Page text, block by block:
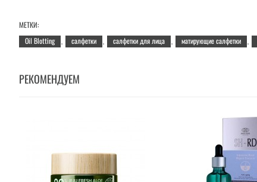
МЕТКИ:
Oil Blotting
салфетки салфетки для лица матирующие салфетки
РЕКОМЕНДУЕМ